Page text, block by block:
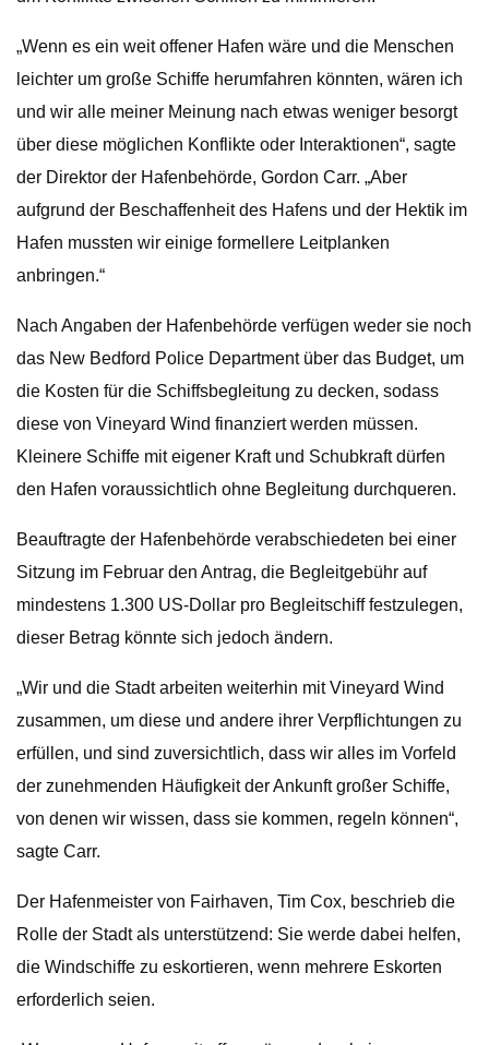
„Wenn es ein weit offener Hafen wäre und die Menschen
leichter um große Schiffe herumfahren könnten, wären ich
und wir alle meiner Meinung nach etwas weniger besorgt
über diese möglichen Konflikte oder Interaktionen“, sagte
der Direktor der Hafenbehörde, Gordon Carr. „Aber
aufgrund der Beschaffenheit des Hafens und der Hektik im
Hafen mussten wir einige formellere Leitplanken
anbringen.“
Nach Angaben der Hafenbehörde verfügen weder sie noch
das New Bedford Police Department über das Budget, um
die Kosten für die Schiffsbegleitung zu decken, sodass
diese von Vineyard Wind finanziert werden müssen.
Kleinere Schiffe mit eigener Kraft und Schubkraft dürfen
den Hafen voraussichtlich ohne Begleitung durchqueren.
Beauftragte der Hafenbehörde verabschiedeten bei einer
Sitzung im Februar den Antrag, die Begleitgebühr auf
mindestens 1.300 US-Dollar pro Begleitschiff festzulegen,
dieser Betrag könnte sich jedoch ändern.
„Wir und die Stadt arbeiten weiterhin mit Vineyard Wind
zusammen, um diese und andere ihrer Verpflichtungen zu
erfüllen, und sind zuversichtlich, dass wir alles im Vorfeld
der zunehmenden Häufigkeit der Ankunft großer Schiffe,
von denen wir wissen, dass sie kommen, regeln können“,
sagte Carr.
Der Hafenmeister von Fairhaven, Tim Cox, beschrieb die
Rolle der Stadt als unterstützend: Sie werde dabei helfen,
die Windschiffe zu eskortieren, wenn mehrere Eskorten
erforderlich seien.